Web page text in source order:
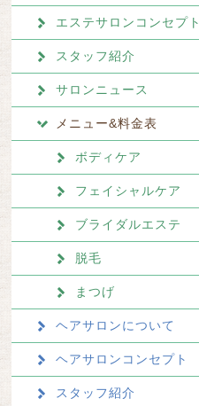
エステサロンコンセプト
スタッフ紹介
サロンニュース
メニュー&料金表
ボディケア
フェイシャルケア
ブライダルエステ
脱毛
まつげ
ヘアサロンについて
ヘアサロンコンセプト
スタッフ紹介